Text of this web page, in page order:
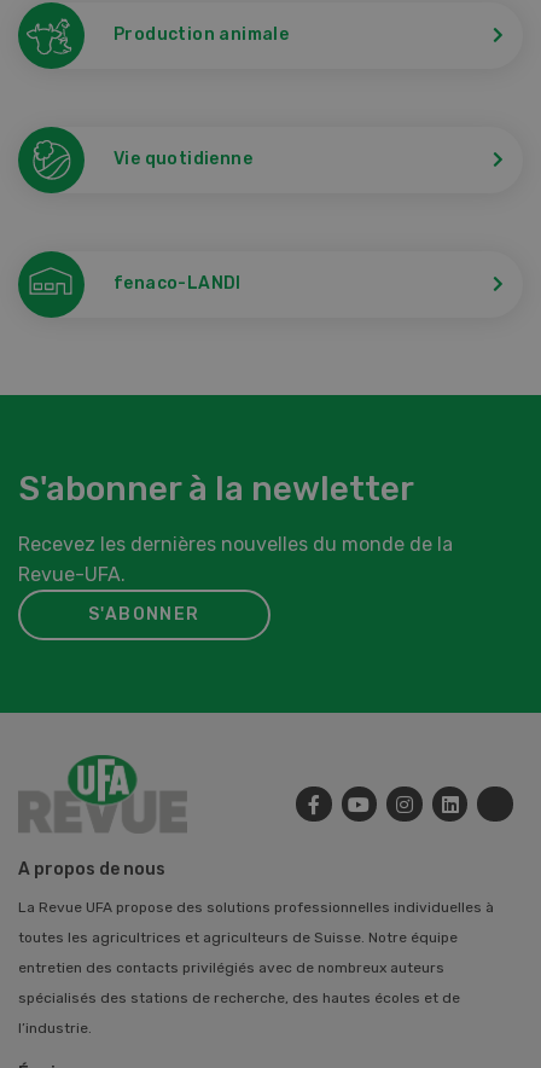
Production animale
Vie quotidienne
fenaco-LANDI
S'abonner à la newletter
Recevez les dernières nouvelles du monde de la
Revue-UFA.
S'ABONNER
A propos de nous
La Revue UFA propose des solutions professionnelles individuelles à
toutes les agricultrices et agriculteurs de Suisse. Notre équipe
entretien des contacts privilégiés avec de nombreux auteurs
spécialisés des stations de recherche, des hautes écoles et de
l’industrie.